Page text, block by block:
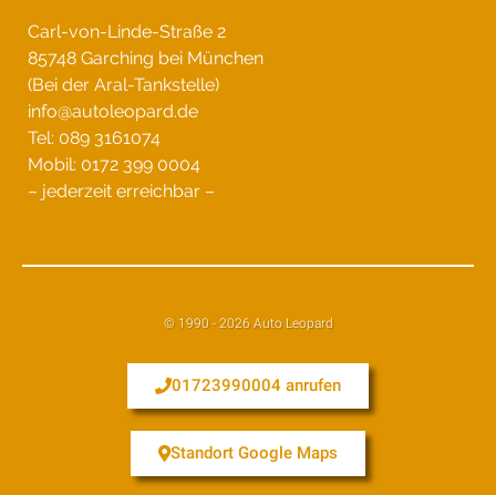
Carl-von-Linde-Straße 2
85748 Garching bei München
(Bei der Aral-Tankstelle)
info@autoleopard.de
Tel: 089 3161074
Mobil: 0172 399 0004
– jederzeit erreichbar –
© 1990 - 2026 Auto Leopard
01723990004 anrufen
Standort Google Maps